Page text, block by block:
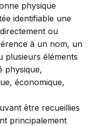
physique
identifiable une
ou
à un nom, un
plusieurs éléments
physique,
économique,
être recueillies
principalement